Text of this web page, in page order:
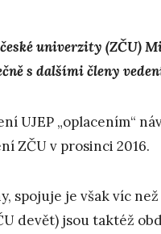
univerzity (ZČU)
s dalšími členy
UJEP „oplacením“
ZČU v prosinci 2016.
spojuje je však víc
devět) jsou taktéž